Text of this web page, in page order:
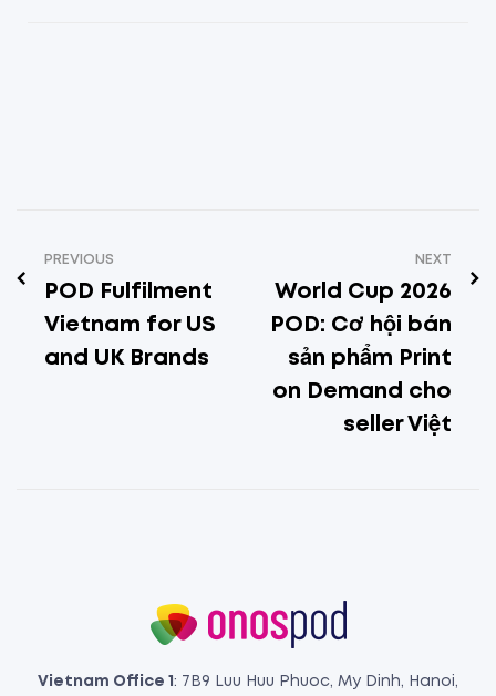
PREVIOUS
POD Fulfilment
Vietnam for US
and UK Brands
NEXT
World Cup 2026
POD: Cơ hội bán
sản phẩm Print
on Demand cho
seller Việt
Vietnam Office 1 : 7B9 Luu Huu Phuoc, My Dinh, Hanoi,